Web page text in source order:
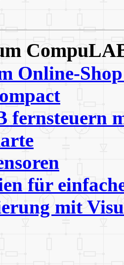
Online-
fernsteuern
für
mit